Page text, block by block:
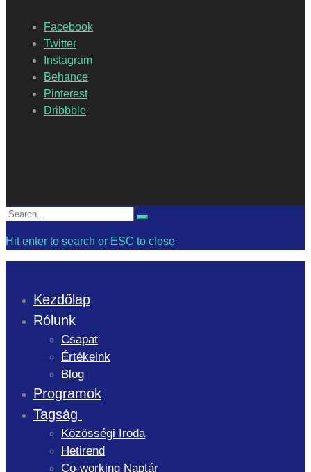
Facebook
Twitter
Instagram
Behance
Pinterest
Dribbble
Search
Search
Hit enter to search or ESC to close
Kezdőlap
Rólunk
Csapat
Értékeink
Blog
Programok
Tagság
Közösségi Iroda
Hetirend
Co-working Naptár